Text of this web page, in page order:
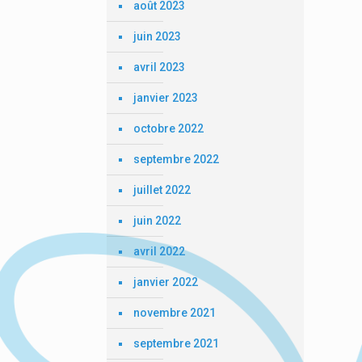
août 2023
juin 2023
avril 2023
janvier 2023
octobre 2022
septembre 2022
juillet 2022
juin 2022
avril 2022
janvier 2022
novembre 2021
septembre 2021